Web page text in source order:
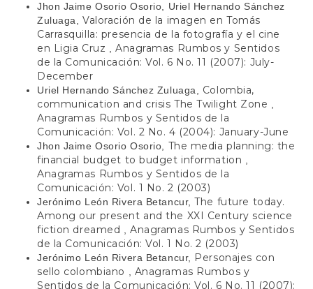
Jhon Jaime Osorio Osorio, Uriel Hernando Sánchez
Zuluaga,Valoración de la imagen en Tomás
Carrasquilla: presencia de la fotografía y el cine
en Ligia Cruz , Anagramas Rumbos y Sentidos
de la Comunicación: Vol. 6 No. 11 (2007): July-
December
Uriel Hernando Sánchez Zuluaga, Colombia,
communication and crisis The Twilight Zone ,
Anagramas Rumbos y Sentidos de la
Comunicación: Vol. 2 No. 4 (2004): January-June
Jhon Jaime Osorio Osorio, The media planning: the
financial budget to budget information ,
Anagramas Rumbos y Sentidos de la
Comunicación: Vol. 1 No. 2 (2003)
Jerónimo León Rivera Betancur,The future today.
Among our present and the XXI Century science
fiction dreamed ,Anagramas Rumbos y Sentidos
de la Comunicación: Vol. 1 No. 2 (2003)
Jerónimo León Rivera Betancur, Personajes con
sello colombiano , Anagramas Rumbos y
Sentidos de la Comunicación: Vol. 6 No. 11 (2007):